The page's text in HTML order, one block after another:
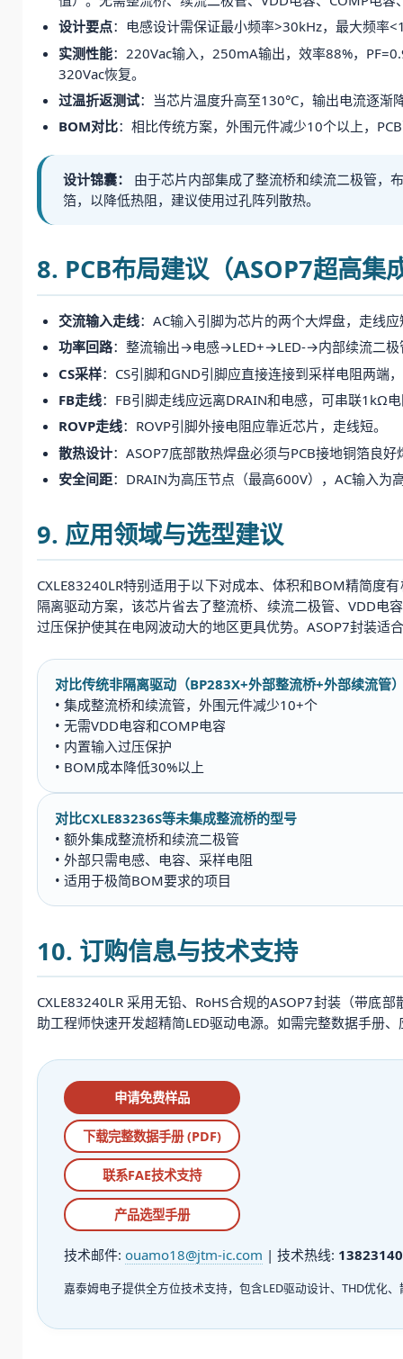
设计要点：电感设计需保证最小频率>30kHz，最大频率
实测性能：220Vac输入，250mA输出，效率88%，
320Vac恢复。
过温折返测试：当芯片温度升高至130°C，输出电流逐
BOM对比：相比传统方案，外围元件减少10个以上，
设计锦囊：
由于芯片内部集成了整流桥和续流二极管，
箔，以降低热阻，建议使用过孔阵列散热。
8. PCB布局建议（ASOP7超高集
交流输入走线：AC输入引脚为芯片的两个大焊盘，走线
功率回路：整流输出→电感→LED+→LED-→内部续流二
CS采样：CS引脚和GND引脚应直接连接到采样电阻两端
FB走线：FB引脚走线应远离DRAIN和电感，可串联1kΩ
ROVP走线：ROVP引脚外接电阻应靠近芯片，走线短。
散热设计：ASOP7底部散热焊盘必须与PCB接地铜箔良
安全间距：DRAIN为高压节点（最高600V），AC输入为
9. 应用领域与选型建议
CXLE83240LR特别适用于以下对成本、体积和BOM精简度
隔离驱动方案，该芯片省去了整流桥、续流二极管、VDD电
过压保护使其在电网波动大的地区更具优势。ASOP7封装适
对比传统非隔离驱动（BP283X+外部整流桥+外部续流管
• 集成整流桥和续流管，外围元件减少10+个
• 无需VDD电容和COMP电容
• 内置输入过压保护
• BOM成本降低30%以上
对比CXLE83236S等未集成整流桥的型号
• 额外集成整流桥和续流二极管
• 外部只需电感、电容、采样电阻
• 适用于极简BOM要求的项目
10. 订购信息与技术支持
CXLE83240LR 采用无铅、RoHS合规的ASOP7封装（带底
助工程师快速开发超精简LED驱动电源。如需完整数据手册
申请免费样品
下载完整数据手册 (PDF)
联系FAE技术支持
产品选型手册
技术邮件: ouamo18@jtm-ic.com | 技术热线:
嘉泰姆电子提供全方位技术支持，包含LED驱动设计、THD优化